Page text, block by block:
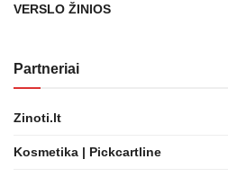
VERSLO ŽINIOS
Partneriai
Zinoti.lt
Kosmetika | Pickcartline